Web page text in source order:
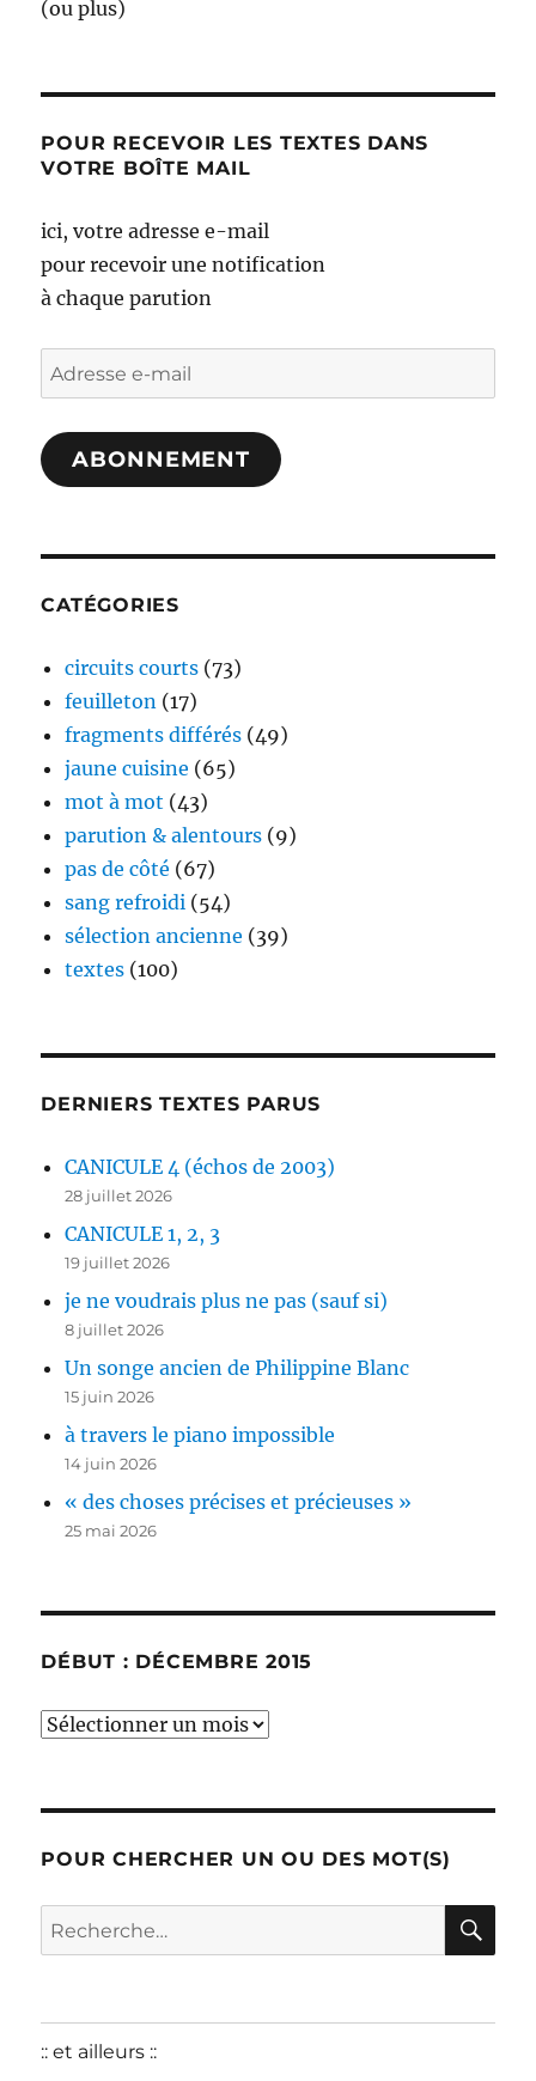
(ou plus)
POUR RECEVOIR LES TEXTES DANS
VOTRE BOÎTE MAIL
ici, votre adresse e-mail
pour recevoir une notification
à chaque parution
Adresse
e-
mail
ABONNEMENT
CATÉGORIES
circuits courts (73)
feuilleton (17)
fragments différés (49)
jaune cuisine (65)
mot à mot (43)
parution & alentours (9)
pas de côté (67)
sang refroidi (54)
sélection ancienne (39)
textes (100)
DERNIERS TEXTES PARUS
CANICULE 4 (échos de 2003)
28 juillet 2026
CANICULE 1, 2, 3
19 juillet 2026
je ne voudrais plus ne pas (sauf si)
8 juillet 2026
Un songe ancien de Philippine Blanc
15 juin 2026
à travers le piano impossible
14 juin 2026
« des choses précises et précieuses »
25 mai 2026
DÉBUT : DÉCEMBRE 2015
début
POUR CHERCHER UN OU DES MOT(S)
Recherche
pour :
:: et ailleurs ::